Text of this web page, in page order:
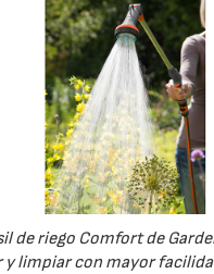
de riego Comfort de
y limpiar con mayor